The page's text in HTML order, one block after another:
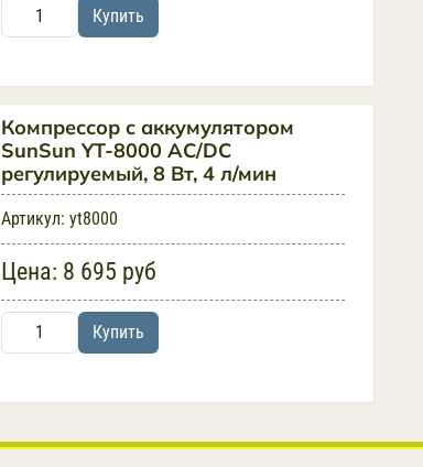
Купить
Компрессор c аккумулятором
SunSun YT-8000 AC/DC
регулируемый, 8 Вт, 4 л/мин
Артикул: yt8000
Цена: 8 695 руб
Купить